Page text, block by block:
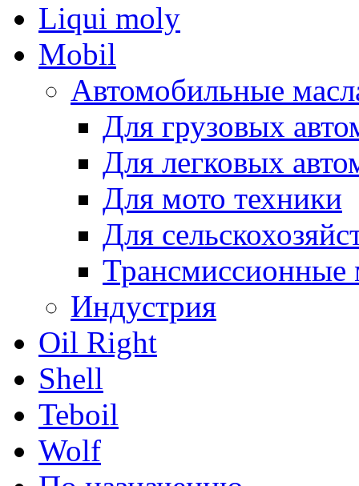
Liqui moly
Mobil
Автомобильные
Для грузовых
Для легковых
Для мото техники
Для
Трансмиссионные
Индустрия
Oil Right
Shell
Teboil
Wolf